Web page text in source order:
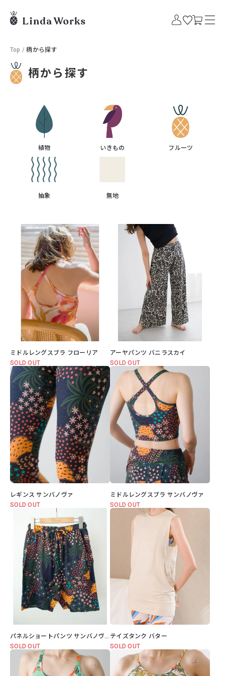
Top /柄から探す
柄から探す
植物 いきもの フルーツ
抽象 無地
ミドルレングスブラ フローリア
SOLD OUT
アーヤパンツ バニラスカイ
SOLD OUT
レギンス サンバノヴァ
SOLD OUT
ミドルレングスブラ サンバノヴァ
SOLD OUT
パネルショートパンツ サンバノヴァ
SOLD OUT
テイズタンク バター
SOLD OUT